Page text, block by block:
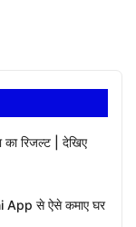
का रिजल्ट | देखिए
App से ऐसे कमाए घर